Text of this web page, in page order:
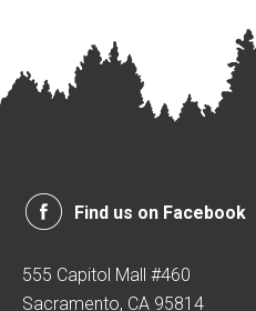
Find us on Facebook
555 Capitol Mall #460
Sacramento, CA 95814